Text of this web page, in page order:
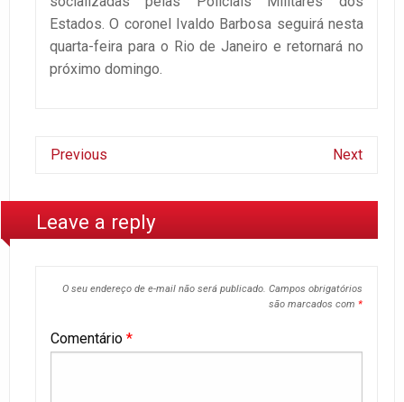
Estados. O coronel Ivaldo Barbosa seguirá nesta
quarta-feira para o Rio de Janeiro e retornará no
próximo domingo.
Previous Next
Leave a reply
O seu endereço de e-mail não será publicado. Campos obrigatórios
são marcados com *
Comentário *